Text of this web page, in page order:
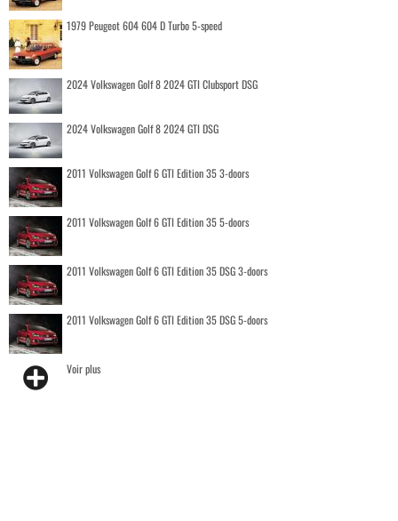
1979 Peugeot 604 604 D Turbo 5-speed
2024 Volkswagen Golf 8 2024 GTI Clubsport DSG
2024 Volkswagen Golf 8 2024 GTI DSG
2011 Volkswagen Golf 6 GTI Edition 35 3-doors
2011 Volkswagen Golf 6 GTI Edition 35 5-doors
2011 Volkswagen Golf 6 GTI Edition 35 DSG 3-doors
2011 Volkswagen Golf 6 GTI Edition 35 DSG 5-doors
Voir plus